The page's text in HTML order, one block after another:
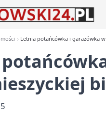
Letnia potańcówka i garażówka